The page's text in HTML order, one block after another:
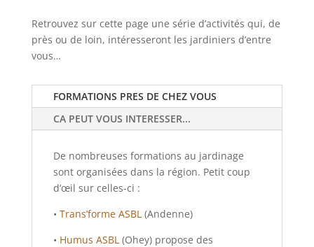
Retrouvez sur cette page une série d’activités qui, de
près ou de loin, intéresseront les jardiniers d’entre
vous…
FORMATIONS PRES DE CHEZ VOUS
CA PEUT VOUS INTERESSER...
De nombreuses formations au jardinage
sont organisées dans la région. Petit coup
d’œil sur celles-ci :
• Trans’forme ASBL(Andenne)
• Humus ASBL(Ohey) propose des